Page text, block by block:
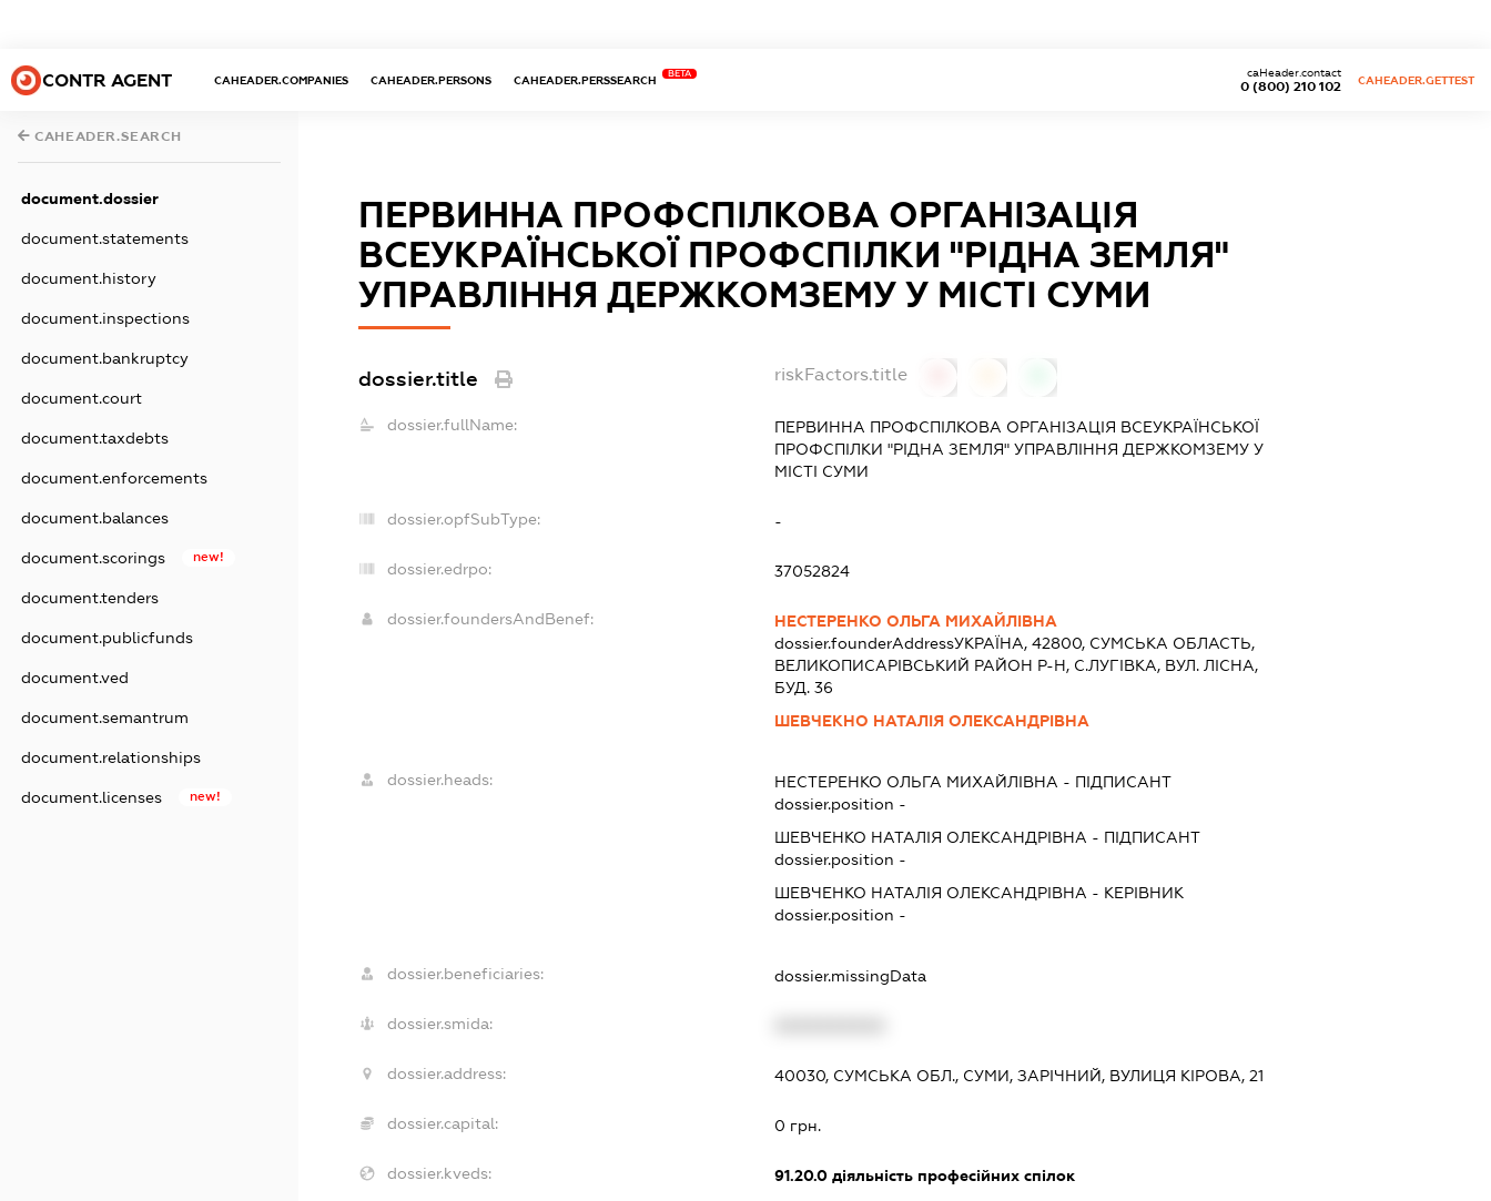
CONTR AGENT CAHEADER.COMPANIES CAHEADER.PERSONS CAHEADER.PERSSEARCH
BETA
0 (800) 210 102
caHeader.contact
CAHEADER.GETTEST
CAHEADER.SEARCH
document.dossier
document.statements
document.history
document.inspections
document.bankruptcy
document.court
document.taxdebts
document.enforcements
document.balances
document.scorings new!
document.tenders
document.publicfunds
document.ved
document.semantrum
document.relationships
document.licenses new!
ПЕРВИННА ПРОФСПІЛКОВА ОРГАНІЗАЦІЯ
ВСЕУКРАЇНСЬКОЇ ПРОФСПІЛКИ "РІДНА ЗЕМЛЯ"
УПРАВЛІННЯ ДЕРЖКОМЗЕМУ У МІСТІ СУМИ
dossier.title riskFactors.title
dossier.fullName:
ПЕРВИННА ПРОФСПІЛКОВА ОРГАНІЗАЦІЯ ВСЕУКРАЇНСЬКОЇ
ПРОФСПІЛКИ "РІДНА ЗЕМЛЯ" УПРАВЛІННЯ ДЕРЖКОМЗЕМУ У
МІСТІ СУМИ
dossier.opfSubType: -
dossier.edrpo: 37052824
dossier.foundersAndBenef:
НЕСТЕРЕНКО ОЛЬГА МИХАЙЛІВНА
dossier.founderAddressУКРАЇНА, 42800, СУМСЬКА ОБЛАСТЬ,
ВЕЛИКОПИСАРIВСЬКИЙ РАЙОН Р-Н, С.ЛУГІВКА, ВУЛ. ЛІСНА,
БУД. 36
ШЕВЧЕКНО НАТАЛІЯ ОЛЕКСАНДРІВНА
dossier.heads: НЕСТЕРЕНКО ОЛЬГА МИХАЙЛІВНА - ПІДПИСАНТ
dossier.position -
ШЕВЧЕНКО НАТАЛІЯ ОЛЕКСАНДРІВНА - ПІДПИСАНТ
dossier.position -
ШЕВЧЕНКО НАТАЛІЯ ОЛЕКСАНДРІВНА - КЕРІВНИК
dossier.position -
dossier.beneficiaries: dossier.missingData
dossier.smida:
dossier.address: 40030, СУМСЬКА ОБЛ., СУМИ, ЗАРІЧНИЙ, ВУЛИЦЯ КІРОВА, 21
dossier.capital: 0 грн.
dossier.kveds: 91.20.0діяльність професійних спілок